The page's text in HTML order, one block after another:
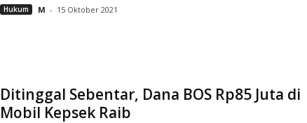
Hukum M - 15 Oktober 2021
Ditinggal Sebentar, Dana BOS Rp85 Juta di
Mobil Kepsek Raib